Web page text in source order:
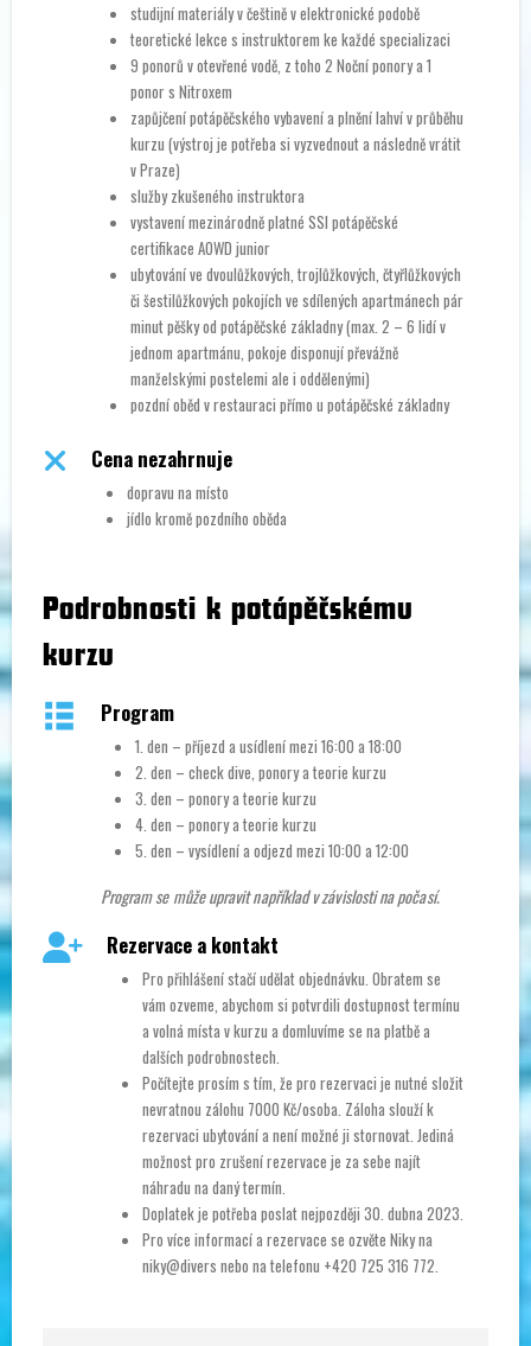
studijní materiály v češtině v elektronické podobě
teoretické lekce s instruktorem ke každé specializaci
9 ponorů v otevřené vodě, z toho 2 Noční ponory a 1
ponor s Nitroxem
zapůjčení potápěčského vybavení a plnění lahví v průběhu
kurzu (výstroj je potřeba si vyzvednout a následně vrátit
v Praze)
služby zkušeného instruktora
vystavení mezinárodně platné SSI potápěčské
certifikace AOWD junior
ubytování ve dvoulůžkových, trojlůžkových, čtyřlůžkových
či šestilůžkových pokojích ve sdílených apartmánech pár
minut pěšky od potápěčské základny (max. 2 – 6 lidí v
jednom apartmánu, pokoje disponují převážně
manželskými postelemi ale i oddělenými)
pozdní oběd v restauraci přímo u potápěčské základny
Cena nezahrnuje
dopravu na místo
jídlo kromě pozdního oběda
Podrobnosti k potápěčskému
kurzu
Program
1. den – příjezd a usídlení mezi 16:00 a 18:00
2. den – check dive, ponory a teorie kurzu
3. den – ponory a teorie kurzu
4. den – ponory a teorie kurzu
5. den – vysídlení a odjezd mezi 10:00 a 12:00
Program se může upravit například v závislosti na počasí.
Rezervace a kontakt
Pro přihlášení stačí udělat objednávku. Obratem se
vám ozveme, abychom si potvrdili dostupnost termínu
a volná místa v kurzu a domluvíme se na platbě a
dalších podrobnostech.
Počítejte prosím s tím, že pro rezervaci je nutné složit
nevratnou zálohu 7000 Kč/osoba. Záloha slouží k
rezervaci ubytování a není možné ji stornovat. Jediná
možnost pro zrušení rezervace je za sebe najít
náhradu na daný termín.
Doplatek je potřeba poslat nejpozději 30. dubna 2023.
Pro více informací a rezervace se ozvěte Niky na
niky@divers nebo na telefonu +420 725 316 772.